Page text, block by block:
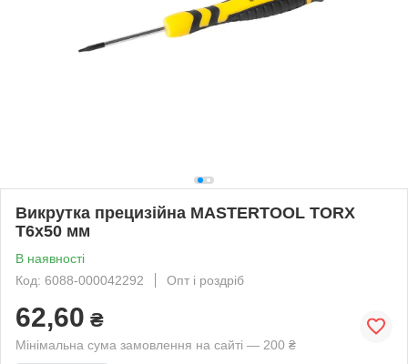
Викрутка прецизійна MASTERTOOL TORX
T6х50 мм
В наявності
Код: 6088-000042292
Опт і роздріб
62,60 ₴
Мінімальна сума замовлення на сайті — 200 ₴